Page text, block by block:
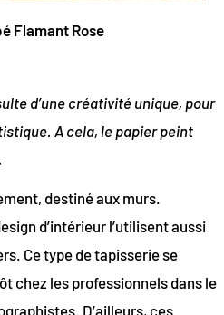
Flamant Rose
d’une créativité unique, pour
A cela, le papier peint
destiné aux murs.
d’intérieur l’utilisent aussi
Ce type de tapisserie se
chez les professionnels dans le
D’ailleurs, ces